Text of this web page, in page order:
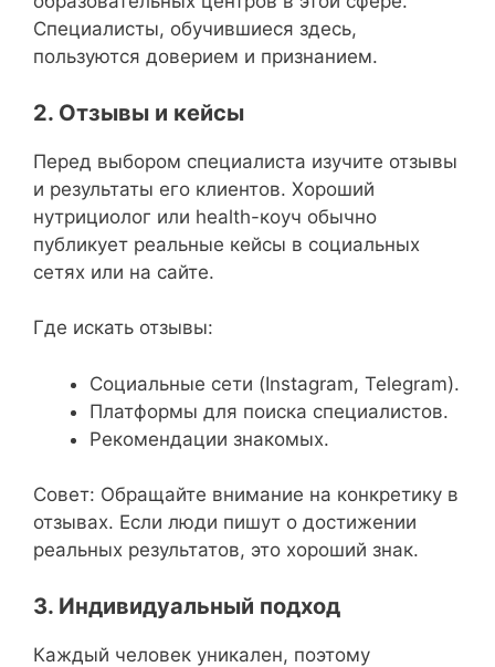
Специалисты, обучившиеся здесь,
пользуются доверием и признанием.
2. Отзывы и кейсы
Перед выбором специалиста изучите отзывы
и результаты его клиентов. Хороший
нутрициолог или health-коуч обычно
публикует реальные кейсы в социальных
сетях или на сайте.
Где искать отзывы:
Социальные сети (Instagram, Telegram).
Платформы для поиска специалистов.
Рекомендации знакомых.
Совет: Обращайте внимание на конкретику в
отзывах. Если люди пишут о достижении
реальных результатов, это хороший знак.
3. Индивидуальный подход
Каждый человек уникален, поэтому